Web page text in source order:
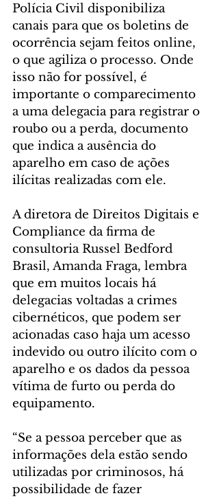
Polícia Civil disponibiliza
canais para que os boletins de
ocorrência sejam feitos online,
o que agiliza o processo. Onde
isso não for possível, é
importante o comparecimento
a uma delegacia para registrar o
roubo ou a perda, documento
que indica a ausência do
aparelho em caso de ações
ilícitas realizadas com ele.
A diretora de Direitos Digitais e
Compliance da firma de
consultoria Russel Bedford
Brasil, Amanda Fraga, lembra
que em muitos locais há
delegacias voltadas a crimes
cibernéticos, que podem ser
acionadas caso haja um acesso
indevido ou outro ilícito com o
aparelho e os dados da pessoa
vítima de furto ou perda do
equipamento.
“Se a pessoa perceber que as
informações dela estão sendo
utilizadas por criminosos, há
possibilidade de fazer